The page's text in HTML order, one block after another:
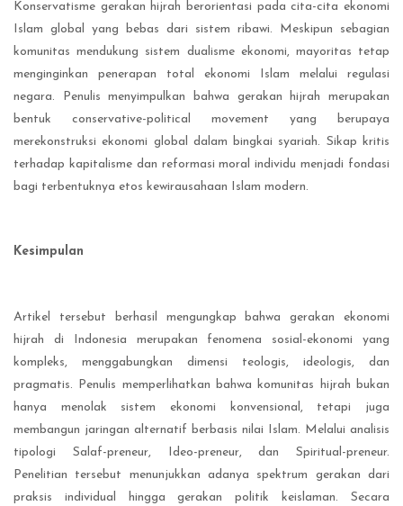
Konservatisme gerakan hijrah berorientasi pada cita-cita ekonomi
Islam global yang bebas dari sistem ribawi. Meskipun sebagian
komunitas mendukung sistem dualisme ekonomi, mayoritas tetap
menginginkan penerapan total ekonomi Islam melalui regulasi
negara. Penulis menyimpulkan bahwa gerakan hijrah merupakan
bentuk conservative-political movement yang berupaya
merekonstruksi ekonomi global dalam bingkai syariah. Sikap kritis
terhadap kapitalisme dan reformasi moral individu menjadi fondasi
bagi terbentuknya etos kewirausahaan Islam modern.
Kesimpulan
Artikel tersebut berhasil mengungkap bahwa gerakan ekonomi
hijrah di Indonesia merupakan fenomena sosial-ekonomi yang
kompleks, menggabungkan dimensi teologis, ideologis, dan
pragmatis. Penulis memperlihatkan bahwa komunitas hijrah bukan
hanya menolak sistem ekonomi konvensional, tetapi juga
membangun jaringan alternatif berbasis nilai Islam. Melalui analisis
tipologi Salaf-preneur, Ideo-preneur, dan Spiritual-preneur.
Penelitian tersebut menunjukkan adanya spektrum gerakan dari
praksis individual hingga gerakan politik keislaman. Secara